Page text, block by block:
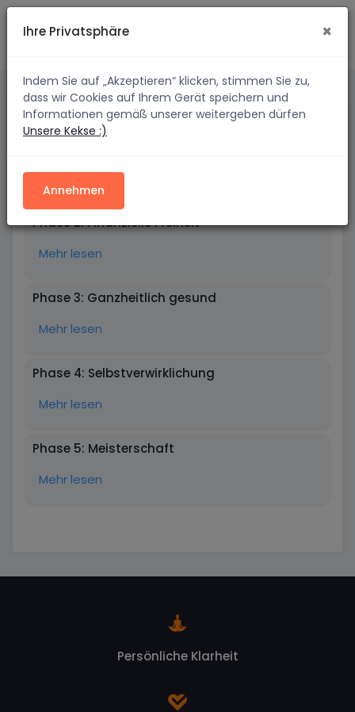
Paketbeschreibung
Phase 2: Finanzielle Freiheit
Mehr lesen
Phase 3: Ganzheitlich gesund
Mehr lesen
Phase 4: Selbstverwirklichung
Mehr lesen
Phase 5: Meisterschaft
Mehr lesen
Persönliche Klarheit
Ihre Privatsphäre ×
Indem Sie auf „Akzeptieren“ klicken, stimmen Sie zu,
dass wir Cookies auf Ihrem Gerät speichern und
Informationen gemäß unserer weitergeben dürfen
Unsere Kekse :)
Annehmen